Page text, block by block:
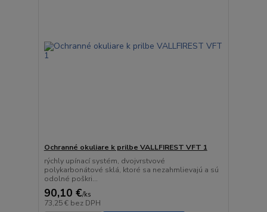
Ochranné okuliare k prilbe VALLFIREST VFT 1
rýchly upínací systém, dvojvrstvové
polykarbonátové sklá, ktoré sa nezahmlievajú a sú
odolné poškri...
90,10 €/ks
73,25 € bez DPH